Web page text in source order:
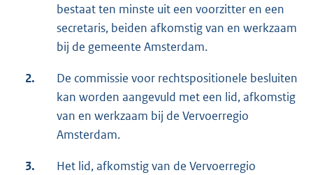
bestaat ten minste uit een voorzitter en een
secretaris, beiden afkomstig van en werkzaam
bij de gemeente Amsterdam.
2.
De commissie voor rechtspositionele besluiten
kan worden aangevuld met een lid, afkomstig
van en werkzaam bij de Vervoerregio
Amsterdam.
3.
Het lid, afkomstig van de Vervoerregio